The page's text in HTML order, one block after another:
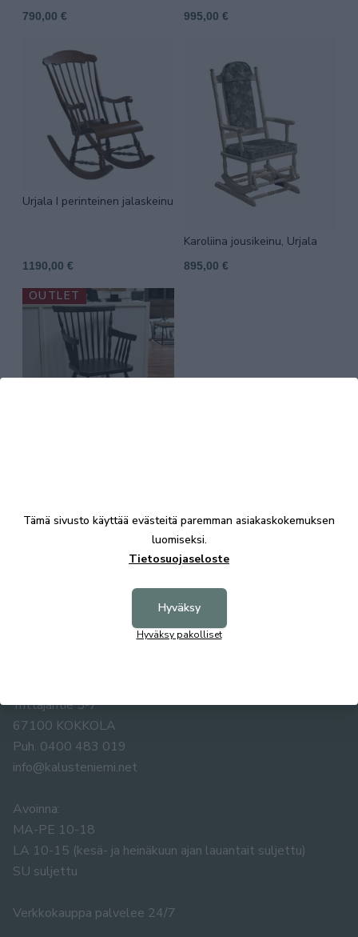
790,00 € 995,00 €
Urjala I perinteinen jalaskeinu
1190,00 €
Karoliina jousikeinu, Urjala
895,00 €
OUTLET
Yrittäjäntie 5-7
67100 KOKKOLA
Puh. 0400 483 019
info@kalusteniemi.net
Avoinna:
MA-PE 10-18
LA 10-15 (kesä- ja heinäkuun ajan lauantait suljettu)
SU suljettu
Verkkokauppa palvelee 24/7
Tämä sivusto käyttää evästeitä paremman asiakaskokemuksen
luomiseksi.
Tietosuojaseloste
Hyväksy
Hyväksy pakolliset